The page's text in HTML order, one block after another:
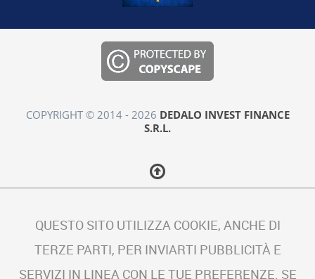
COPYRIGHT © 2014 - 2026 DEDALO INVEST FINANCE
S.R.L.
QUESTO SITO UTILIZZA COOKIE, ANCHE DI
TERZE PARTI, PER INVIARTI PUBBLICITÀ E
SERVIZI IN LINEA CON LE TUE PREFERENZE. SE